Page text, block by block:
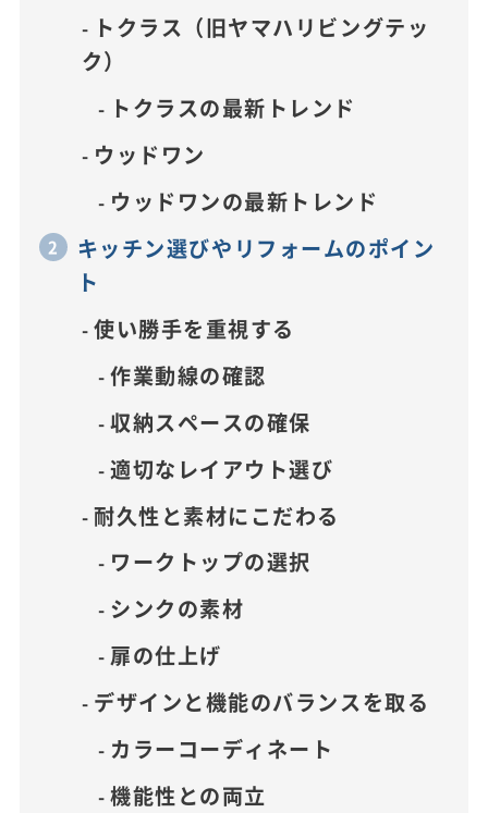
トクラス（旧ヤマハリビングテッ
ク）
トクラスの最新トレンド
ウッドワン
ウッドワンの最新トレンド
キッチン選びやリフォームのポイン
ト
使い勝手を重視する
作業動線の確認
収納スペースの確保
適切なレイアウト選び
耐久性と素材にこだわる
ワークトップの選択
シンクの素材
扉の仕上げ
デザインと機能のバランスを取る
カラーコーディネート
機能性との両立